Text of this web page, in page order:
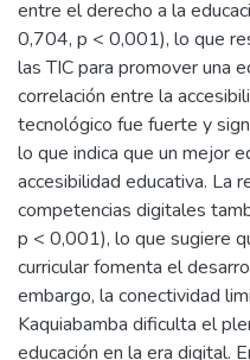
entre el derecho a la
0,704, p < 0,001), lo que
las TIC para promover una
correlación entre la
tecnológico fue fuerte y
lo que indica que un mejor
accesibilidad educativa. La
competencias digitales
p < 0,001), lo que sugiere
curricular fomenta el
embargo, la conectividad
Kaquiabamba dificulta el
educación en la era digital.